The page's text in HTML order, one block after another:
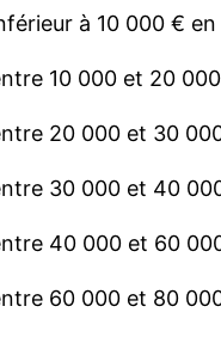
à 10 000 €
10 000 et 20
20 000 et 30
30 000 et 40
40 000 et 60
60 000 et 80